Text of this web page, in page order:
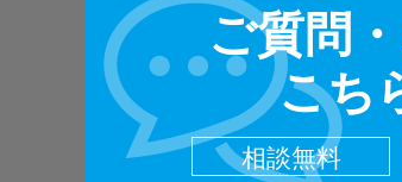
ご質問
こち
相談無料